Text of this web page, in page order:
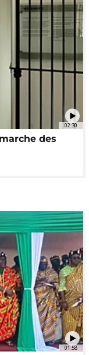
02:30
des
01:58